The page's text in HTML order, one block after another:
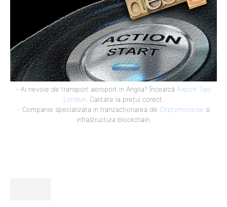
- Ai nevoie de transport aeroport in Anglia? Încearcă Airport Taxi
London. Calitate la prețul corect.
- Companie specializata in tranzactionarea de Criptomonede si
infrastructura blockchain.